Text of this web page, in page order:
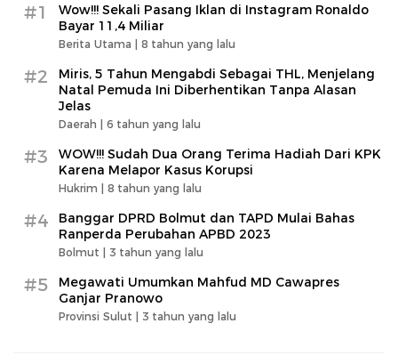
#1
Wow!!! Sekali Pasang Iklan di Instagram Ronaldo
Bayar 11,4 Miliar
Berita Utama | 8 tahun yang lalu
#2
Miris, 5 Tahun Mengabdi Sebagai THL, Menjelang
Natal Pemuda Ini Diberhentikan Tanpa Alasan
Jelas
Daerah | 6 tahun yang lalu
#3
WOW!!! Sudah Dua Orang Terima Hadiah Dari KPK
Karena Melapor Kasus Korupsi
Hukrim | 8 tahun yang lalu
#4
Banggar DPRD Bolmut dan TAPD Mulai Bahas
Ranperda Perubahan APBD 2023
Bolmut | 3 tahun yang lalu
#5
Megawati Umumkan Mahfud MD Cawapres
Ganjar Pranowo
Provinsi Sulut | 3 tahun yang lalu